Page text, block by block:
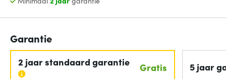
Garantie
2 jaar standaard garantie Gratis 5 jaar